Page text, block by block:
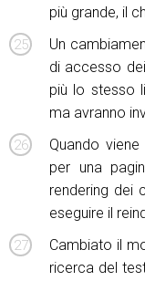
più grande, il
Un
di accesso
più lo stesso
ma avranno
Quando
per una
rendering dei
eseguire il
Cambiato il
ricerca del